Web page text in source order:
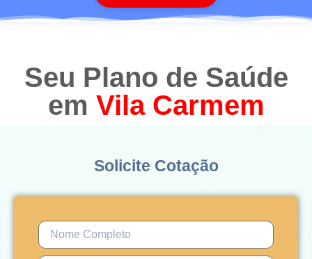
Seu Plano de Saúde
em Vila Carmem
Solicite Cotação